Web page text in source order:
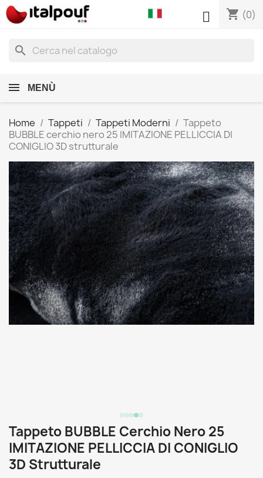
shopping_cart (0)

search
MENÙ
Home Tappeti Tappeti Moderni
Tappeto
BUBBLE cerchio nero 25 IMITAZIONE PELLICCIA DI
CONIGLIO 3D strutturale
Tappeto BUBBLE Cerchio Nero 25
IMITAZIONE PELLICCIA DI CONIGLIO
3D Strutturale